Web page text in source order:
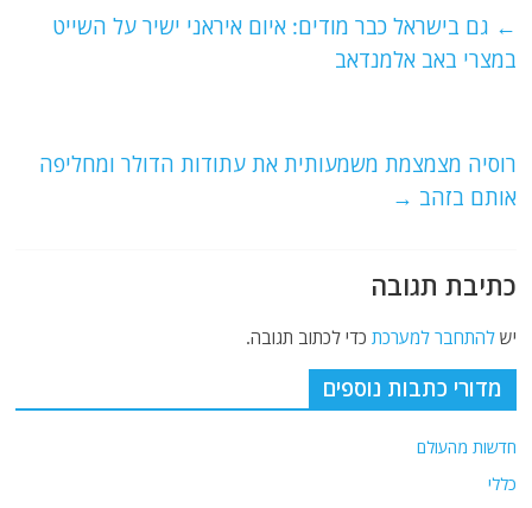
s
A
g
ra
l
er
e
k
← גם בישראל כבר מודים: איום איראני ישיר על השייט
במצרי באב אלמנדאב
רוסיה מצמצמת משמעותית את עתודות הדולר ומחליפה
אותם בזהב →
כתיבת תגובה
ישלהתחבר למערכת כדי לכתוב תגובה.
מדורי כתבות נוספים
חדשות מהעולם
כללי